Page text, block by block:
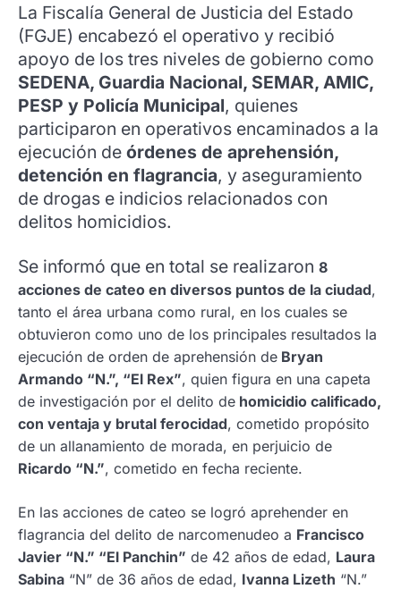
La Fiscalía General de Justicia del Estado
(FGJE) encabezó el operativo y recibió
apoyo de los tres niveles de gobierno como
SEDENA, Guardia Nacional, SEMAR, AMIC,
PESP y Policía Municipal, quienes
participaron en operativos encaminados a la
ejecución de órdenes de aprehensión,
detención en flagrancia, y aseguramiento
de drogas e indicios relacionados con
delitos homicidios.
Se informó que en total se realizaron 8
acciones de cateo en diversos puntos de la ciudad,
tanto el área urbana como rural, en los cuales se
obtuvieron como uno de los principales resultados la
ejecución de orden de aprehensión de Bryan
Armando “N.”, “El Rex”, quien figura en una capeta
de investigación por el delito de homicidio calificado,
con ventaja y brutal ferocidad, cometido propósito
de un allanamiento de morada, en perjuicio de
Ricardo “N.”, cometido en fecha reciente.
En las acciones de cateo se logró aprehender en
flagrancia del delito de narcomenudeo a Francisco
Javier “N.” “El Panchin” de 42 años de edad, Laura
Sabina “N” de 36 años de edad, Ivanna Lizeth “N.”